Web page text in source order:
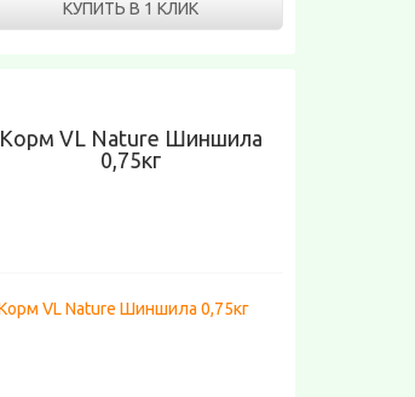
КУПИТЬ В 1 КЛИК
Корм VL Nature Шиншила
0,75кг